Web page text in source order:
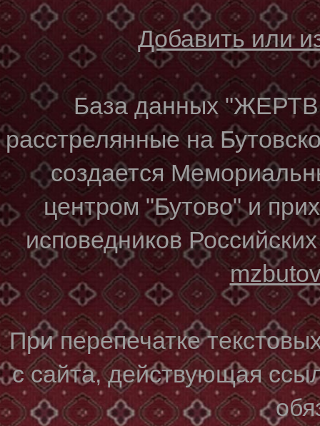
Добавить или
База данных
расстрелянные на
создается
центром "Бутово" и
исповедников
При перепечатке
с сайта, действующая